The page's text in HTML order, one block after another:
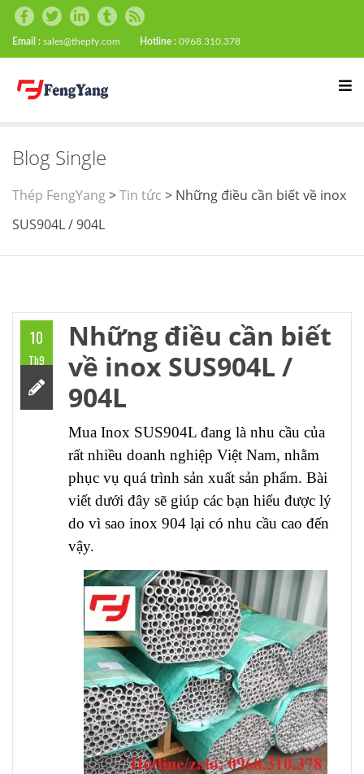
Email : sales@thepfy.com Hotline : 0968.310.378
Blog Single
Thép FengYang>Tin tức > Những điều cần biết về inox
SUS904L / 904L
10
Th9
Những điều cần biết
về inox SUS904L /
904L
Mua Inox SUS904L đang là nhu cầu của
rất nhiều doanh nghiệp Việt Nam, nhằm
phục vụ quá trình sản xuất sản phẩm. Bài
viết dưới đây sẽ giúp các bạn hiểu được lý
do vì sao inox 904 lại có nhu cầu cao đến
vậy.